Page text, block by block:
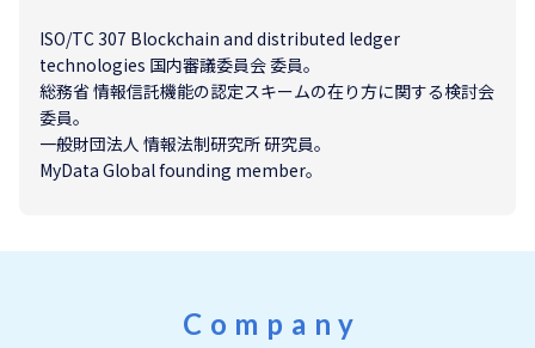
ISO/TC 307 Blockchain and distributed ledger
technologies 国内審議委員会 委員。
総務省 情報信託機能の認定スキームの在り方に関する検討会
委員。
一般財団法人 情報法制研究所 研究員。
MyData Global founding member。
Company